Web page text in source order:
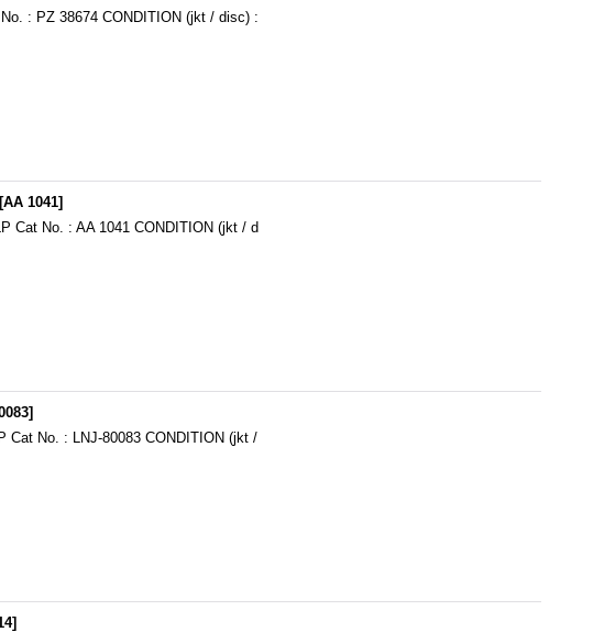
: PZ 38674 CONDITION (jkt / disc) :
[AA 1041]
Cat No. : AA 1041 CONDITION (jkt / d
]
Cat No. : LNJ-80083 CONDITION (jkt /
]